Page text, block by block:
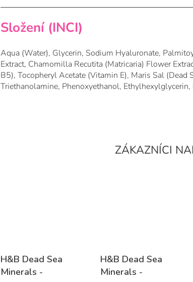
H&B Dead Sea
Minerals -
H&B Dead Sea
Minerals -
Složení (INCI)
Aqua (Water), Glycerin, Sodium Hyaluronate,
Extract, Chamomilla Recutita (Matricaria) Flower
B5), Tocopheryl Acetate (Vitamin E), Maris Sal
Triethanolamine, Phenoxyethanol, Ethylhexylglycerin,